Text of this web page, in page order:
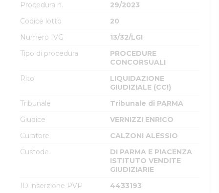
Procedura n.
29/2023
Codice lotto
20
Numero IVG
13/32/LGI
Tipo di procedura
PROCEDURE
CONCORSUALI
Rito
LIQUIDAZIONE
GIUDIZIALE (CCI)
Tribunale
Tribunale di PARMA
Giudice
VERNIZZI ENRICO
Curatore
CALZONI ALESSIO
Custode
DI PARMA E PIACENZA
ISTITUTO VENDITE
GIUDIZIARIE
ID inserzione PVP
4433193